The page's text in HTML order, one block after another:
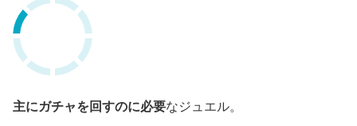
主にガチャを回すのに必要なジュエル。